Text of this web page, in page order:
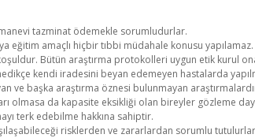
tazminat ödemekle sorumludurlar.
eğitim amaçlı hiçbir tıbbi müdahale konusu yapılamaz.
Bütün araştırma protokolleri uygun etik kurul
kendi iradesini beyan edemeyen hastalarda
başka araştırma öznesi bulunmayan
olmasa da kapasite eksikliği olan bireyler gözleme
terk edebilme hakkına sahiptir.
risklerden ve zararlardan sorumlu